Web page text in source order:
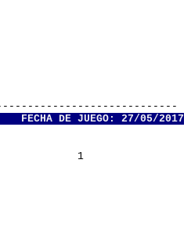
FECHA DE JUEGO: 27/05/2017
1
R.
M.